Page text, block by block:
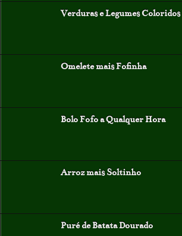
Verduras e Legumes Coloridos
Omelete mais Fofinha
Bolo Fofo a Qualquer Hora
Arroz mais Soltinho
Puré de Batata Dourado